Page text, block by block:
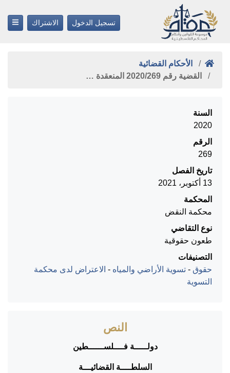
تسجيل الدخول الاشتراك
الأحكام القضائية
القضية رقم ‎269‏/‎2020‏ المنعقدة …
السنة
2020
الرقم
269
تاريخ الفصل
13 أكتوبر، 2021
المحكمة
محكمة النقض
نوع التقاضي
طعون حقوقية
التصنيفات
حقوق - تسوية الأراضي والمياه - الاعتراض لدى محكمة
التسوية
النص
دولـــــة فــــلســــــطين
السلطــــة القضائيـــة